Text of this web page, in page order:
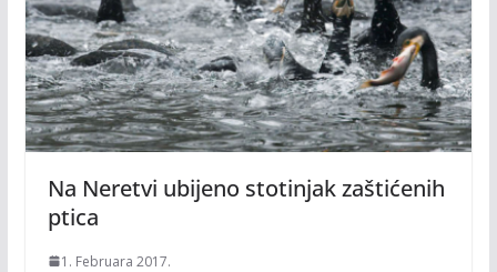
Na Neretvi ubijeno stotinjak zaštićenih
ptica
1. Februara 2017.